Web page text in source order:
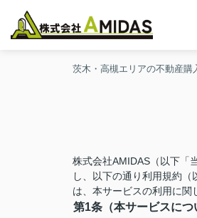
茨木・高槻エリアの不動産
株式会社AMIDAS（以下「
し、以下の通り利用規約（
は、本サービスの利用に関
第1条（本サービスにつ